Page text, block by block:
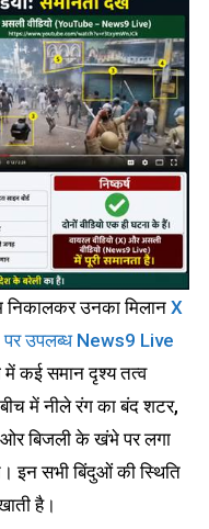
निकालकर उनका मिलान X
उपलब्ध News9 Live
में कई समान दृश्य तत्व
बीच में नीले रंग का बंद शटर,
ओर बिजली के खंभे पर लगा
इन सभी बिंदुओं की स्थिति
है।